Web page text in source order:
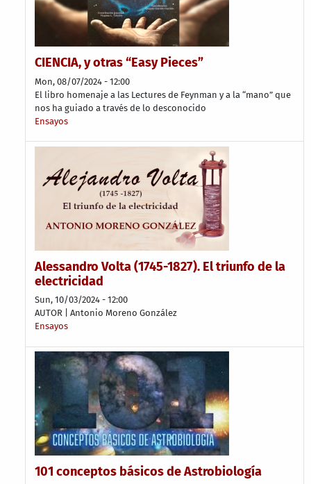
CIENCIA, y otras “Easy Pieces”
Mon, 08/07/2024 - 12:00
El libro homenaje a las Lectures de Feynman y a la “mano” que
nos ha guiado a través de lo desconocido
Ensayos
Alessandro Volta (1745-1827). El triunfo de la
electricidad
Sun, 10/03/2024 - 12:00
AUTOR | Antonio Moreno González
Ensayos
101 conceptos básicos de Astrobiología